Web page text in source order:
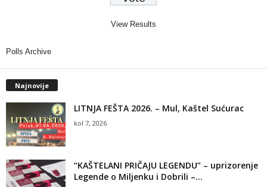
View Results
Polls Archive
Najnovije
LITNJA FEŠTA 2026. – Mul, Kaštel Sućurac
kol 7, 2026
“KAŠTELANI PRIČAJU LEGENDU” – uprizorenje
Legende o Miljenku i Dobrili –...